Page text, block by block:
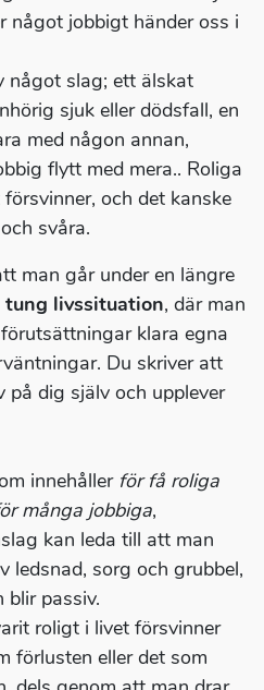
något jobbigt händer oss i
något slag; ett älskat
sjuk eller dödsfall, en
med någon annan,
flytt med mera.. Roliga
och det kanske
svåra.
man går under en längre
tung livssituation, där man
klara egna
Du skriver att
dig själv och upplever
innehåller för få roliga
många jobbiga,
kan leda till att man
ledsnad, sorg och grubbel,
blir passiv.
roligt i livet försvinner
förlusten eller det som